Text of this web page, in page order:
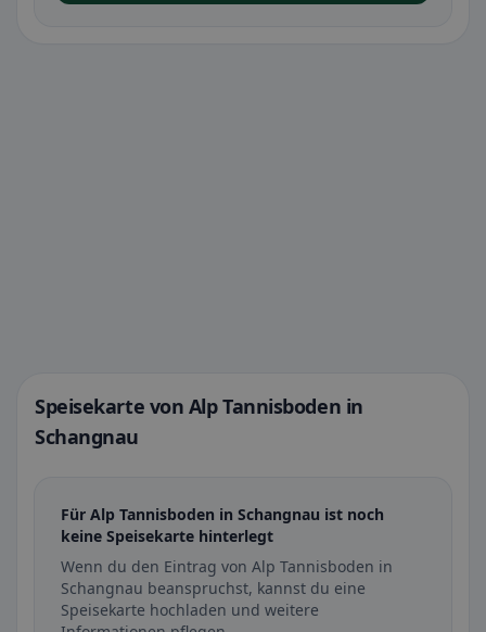
Speisekarte von Alp Tannisboden in
Schangnau
Für Alp Tannisboden in Schangnau ist noch
keine Speisekarte hinterlegt
Wenn du den Eintrag von Alp Tannisboden in
Schangnau beanspruchst, kannst du eine
Speisekarte hochladen und weitere